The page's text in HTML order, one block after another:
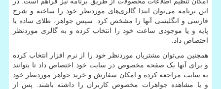
این برنامه می‌توان ابتدا گالری‌های موردنظر خود را ساخته و شرح
فارسی و انگلیسی آنها را مشخص کرد. سپس جواهر، طلای ساده یا
پایه و یا موجودی ساعت خود را انتخاب کرده و به گالری موردنظر
اختصاص داد.
همچنین می‌توان مشتریان موردنظر خود را از نرم افزار انتخاب کرده
و برای آنها یک صفحه مخصوص در سایت خود اختصاص داد تا بتوانند
به سایت مراجعه کرده و امکان سفارش و خرید جواهر موردنظر خود
و یا مشاهده جواهرات مخصوص کاربران را داشته باشند. پس از